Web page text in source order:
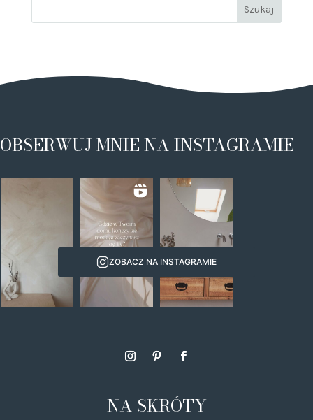
OBSERWUJ MNIE NA INSTAGRAMIE
ZOBACZ NA INSTAGRAMIE
NA SKRÓTY